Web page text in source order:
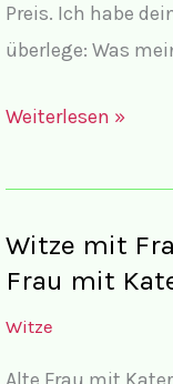
Preis. Ich habe
überlege: Was
Witze
Frauen
Männern
Handy
in
Weiterlesen »
Witze mit
Frau mit
Witze